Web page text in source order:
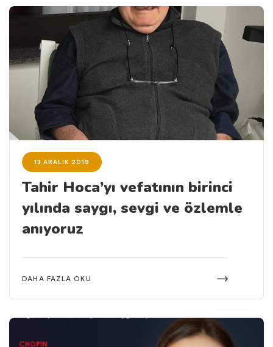
13 ARALIK 2019
Tahir Hoca’yı vefatının birinci
yılında saygı, sevgi ve özlemle
anıyoruz
DAHA FAZLA OKU